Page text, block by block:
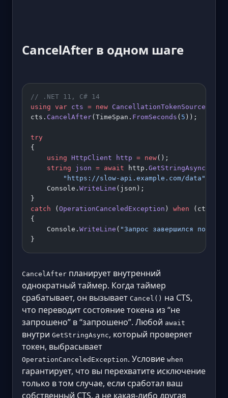
CancelAfter в одном шаге
// .NET 11, C# 14
using var cts = new CancellationTokenSource
cts. CancelAfter(TimeSpan. FromSeconds ( 5 ));
try
{
    using
HttpClient http = new();
    string
json = await http. GetStringAsync
        "https://slow-api.example.com/data"
    Console.
WriteLine (json);
}
catch (OperationCanceledException ) when
{
    Console.
WriteLine ( "Запрос завершился по
}
CancelAfter планирует внутренний
однократный таймер. Когда таймер
срабатывает, он вызывает Cancel() на CTS,
что переводит состояние токена из “не
запрошено” в “запрошено”. Любой await
внутри GetStringAsync, который проверяет
токен, выбрасывает
OperationCanceledException. Условие when
гарантирует, что вы перехватите исключение
только в том случае, если сработал ваш
собственный CTS, а не какая-либо другая